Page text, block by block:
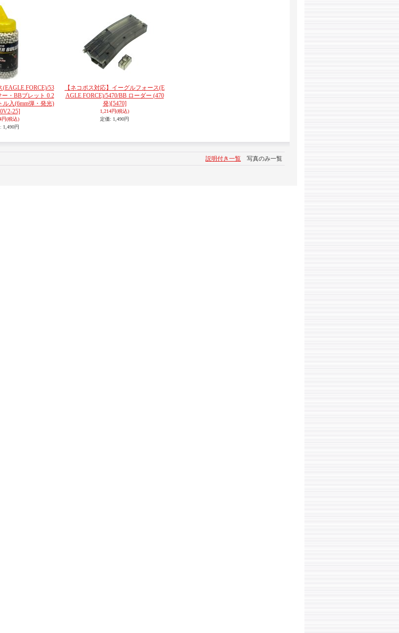
FORCE)/53
ー・BBブレット 0.2
ル入(6mm弾・発光)
25]
円(税込)
: 1,490円
【ネコポス対応】イーグルフォース(E
AGLE FORCE)/5470/BB ローダー (470
発)[5470]
1,214円(税込)
定価: 1,490円
説明付き一覧 写真のみ一覧